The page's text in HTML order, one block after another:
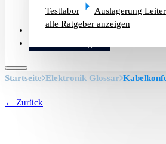
Testlabor
Auslagerung
alle Ratgeber anzeigen
Altlager verkaufen
Startseite Elektronik Glossar
← Zurück